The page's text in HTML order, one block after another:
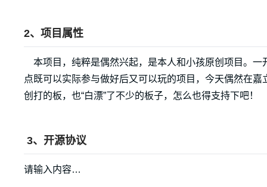
2、项目属性
本项目，纯粹是偶然兴起，是本人和小孩原创项目。
点既可以实际参与做好后又可以玩的项目，今天偶然在
创打的板，也“白漂”了不少的板子，怎么也得支持下吧！
3、开源协议
请输入内容…